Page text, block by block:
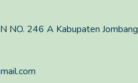
NO. 246 A Kabupaten Jombang